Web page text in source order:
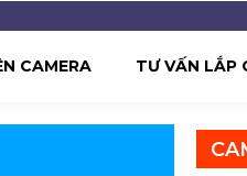
CAMERA TƯ VẤN LẮP